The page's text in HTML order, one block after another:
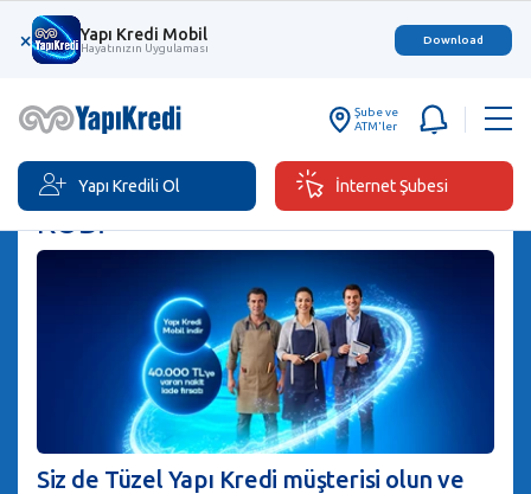
× Yapı Kredi Mobil
Hayatınızın Uygulaması
Download
Şube ve
ATM'ler
Yapı Kredili Ol İnternet Şubesi
KOBİ
Siz de Tüzel Yapı Kredi müşterisi olun ve